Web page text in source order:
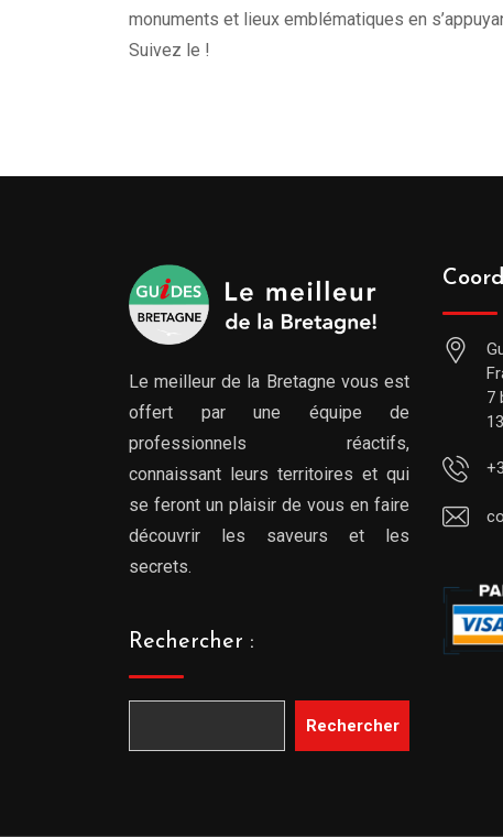
monuments et lieux emblématiques en
Suivez le !
Le meilleur de la Bretagne vous est
offert par une équipe de
professionnels réactifs,
connaissant leurs territoires et qui
se feront un plaisir de vous en faire
découvrir les saveurs et les
secrets.
Rechercher :
Rechercher
7